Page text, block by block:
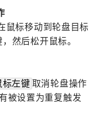
鼠标移动到轮盘目标
，然后松开鼠标。
标左键 取消轮盘操作
被设置为重复触发